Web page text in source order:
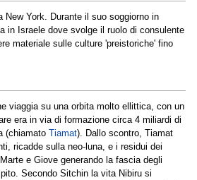
York. Durante il suo soggiorno in
in Israele dove svolge il ruolo di consulente
materiale sulle culture 'preistoriche' fino
viaggia su una orbita molto ellittica, con un
era in via di formazione circa 4 miliardi di
(chiamato Tiamat). Dallo scontro, Tiamat
ricadde sulla neo-luna, e i residui dei
e Giove generando la fascia degli
Secondo Sitchin la vita Nibiru si